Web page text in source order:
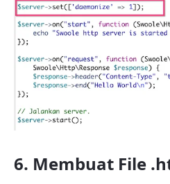
6. Membuat File